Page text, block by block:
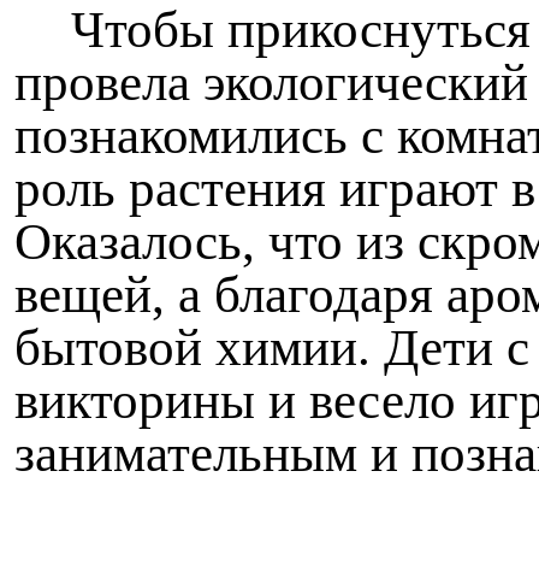
Чтобы
провела
познакомились с
роль растения играют
Оказалось, что из
вещей, а благодаря
бытовой химии. Дети с
викторины и весело
занимательным и